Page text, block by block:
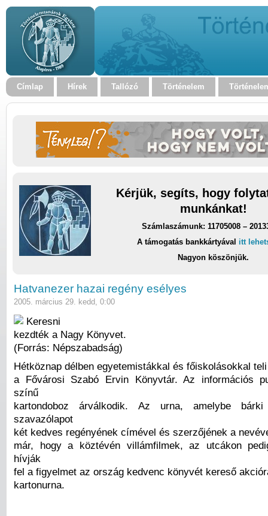
Címlap Hírek Tallózó Történelem
Kérjük, segíts, hogy
munkánkat!
Számlaszámunk: 11705008 –
A támogatás bankkártyával itt
Nagyon köszönjük.
Hatvanezer hazai regény esélyes
2005. március 29. kedd, 0:00
Keresni
kezdték a Nagy Könyvet.
(Forrás: Népszabadság)
Hétköznap délben egyetemistákkal és főiskolásokkal teli
a Fővárosi Szabó Ervin Könyvtár. Az információs
színű
kartondoboz árválkodik. Az urna, amelybe
szavazólapot
két kedves regényének címével és szerzőjének a
már, hogy a köztévén villámfilmek, az utcákon
hívják
fel a figyelmet az ország kedvenc könyvét kereső
kartonurna.